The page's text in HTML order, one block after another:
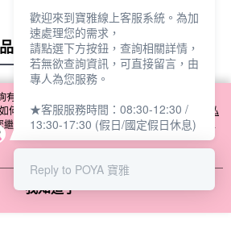
全站排行
關本網站使用 cookie 方式之詳情，及若您不希
何變更電腦的 cookie 設定，請參閱本網站「
隱私
繼續使用本網站即表示您同意本公司得按本網站使
。
我知道了
歡迎來到寶雅線上客服系統。為加
速處理您的需求，
請點選下方按鈕，查詢相關詳情，
若無欲查詢資訊，可直接留言，由
專人為您服務。
★客服服務時間：08:30-12:30 /
13:30-17:30 (假日/國定假日休息)
Reply to POYA 寶雅